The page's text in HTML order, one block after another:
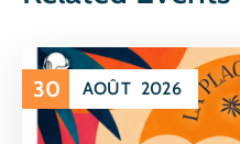
30 AOÛT 2026